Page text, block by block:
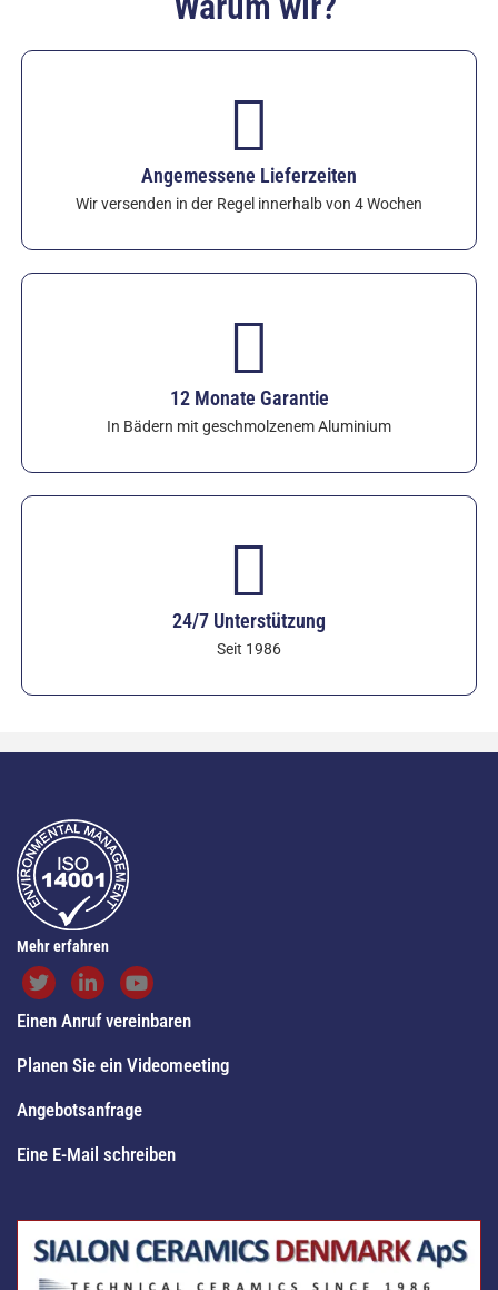
Hitzeschockbeständigkeit: bis zu 900 °C
Volumenwiderstand (20 °C): >10¹⁴ Ω·cm
Seit 1986 bieten diese Tiegel das beste Preis-
Wartungsaufwand und schneller Lieferung (in
der Regel 4 Wochen).Sehen Sie sich die
XICRU™-Induktionsofen-Tiegel an–
Anfrage erhältlich. Standardmäßige 12-monatige
Angemessene Lieferzeiten
Wir versenden in der Regel innerhalb von 4 Wochen
12 Monate Garantie
In Bädern mit geschmolzenem Aluminium
24/7 Unterstützung
Seit 1986
Mehr erfahren
Einen Anruf vereinbaren
Planen Sie ein Videomeeting
Angebotsanfrage
Eine E-Mail schreiben